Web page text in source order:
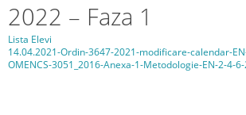
2022 – Faza 1
Lista Elevi
14.04.2021-Ordin-3647-2021-modificare-calendar-
OMENCS-3051_2016-Anexa-1-Metodologie-EN-2-4-